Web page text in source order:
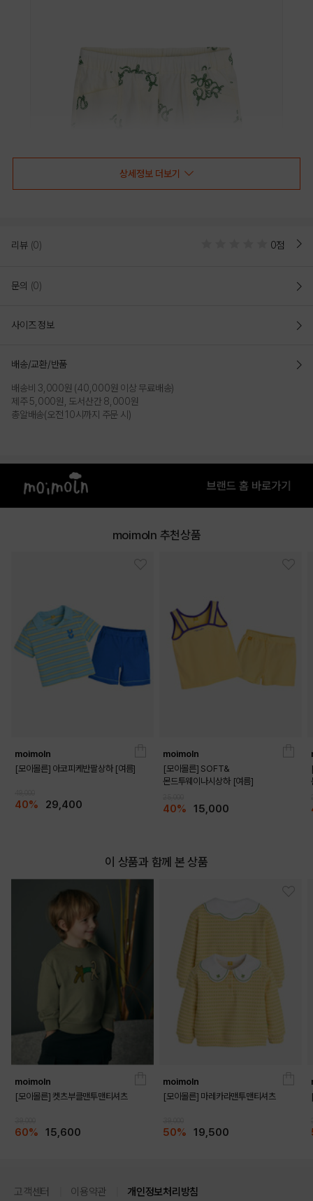
DETAILS
상세정보 더보기
리뷰 (0) 0점
문의 (0)
사이즈 정보
배송/교환/반품
배송비 3,000원 (40,000원 이상 무료배송)
제주 5,000원, 도서산간 8,000원
총알배송(오전 10시까지 주문 시)
moimoln 추천상품
moimoln
[모이몰른] 아코피케반팔상하 [여름]
40% 29,400
moimoln
[모이몰른] SOFT&
몬드투웨이나시상하 [여름]
40% 15,000
이 상품과 함께 본 상품
moimoln
[모이몰른] 켓츠부클맨투맨티셔츠
60% 15,600
moimoln
[모이몰른] 마레카라맨투맨티셔츠
50% 19,500
고객센터 이용약관 개인정보처리방침